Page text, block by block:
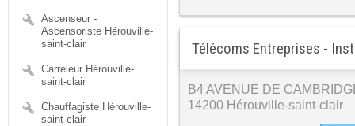
Ascenseur -
Ascensoriste Hérouville-
saint-clair
Carreleur Hérouville-
saint-clair
Chauffagiste Hérouville-
saint-clair
Télécoms Entreprises -
B4 AVENUE DE
14200 Hérouville-saint-clair